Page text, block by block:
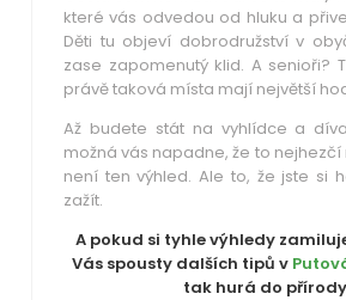
které vás odvedou od hluku a
Děti tu objeví dobrodružství v
zase zapomenutý klid. A senioři?
právě taková místa mají největší
Až budete stát na vyhlídce a
možná vás napadne, že to nejhezčí
není ten výhled. Ale to, že jste si
zažít.
A pokud si tyhle výhledy
Vás spousty dalších tipů v
tak hurá do